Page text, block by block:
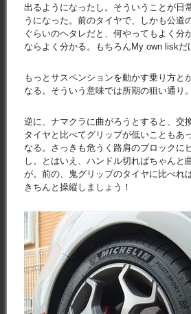
出るようになったし。そういうことが日
うになった。前のタイヤで、しかも公道
ぐらいのヘタレだと、何やってもよく分
ならよく分かる。もちろんMy own liskだ
もっとサスペンションを動かす乗り方と
なる。そういう意味では所期の狙い通り。
逆に、ナマクラに曲がろうとすると、交
タイヤと比べてグリップが低いこともあ
なる。さっきも危うく路肩のブロックに
し。とはいえ、ハンドル切ればちゃんと
が。前の、鬼グリップのタイヤに比べれ
きちんと操縦しましょう！